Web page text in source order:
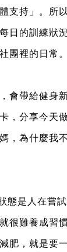
支持」。所
日的訓練狀
團裡的日常。
會帶給健身
，分享今天
，為什麼我
態是人在嘗
很難養成習
肥，就是要